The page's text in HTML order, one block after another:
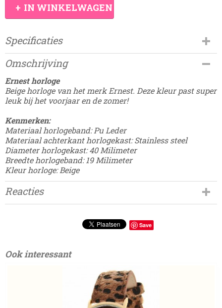
IN WINKELWAGEN
Specificaties
Productcode
Damesdingetjes-872D
Omschrijving
Ernest horloge
Beige horloge van het merk Ernest. Deze kleur past super
leuk bij het voorjaar en de zomer!
Kenmerken:
Materiaal horlogeband: Pu Leder
Materiaal achterkant horlogekast: Stainless steel
Diameter horlogekast: 40 Milimeter
Breedte horlogeband: 19 Milimeter
Kleur horloge: Beige
Reacties
Save
Ook interessant